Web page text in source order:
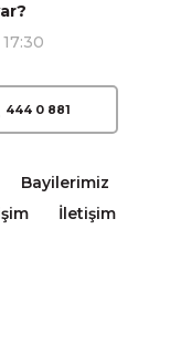
444 0 881
Bayilerimiz
İletişim